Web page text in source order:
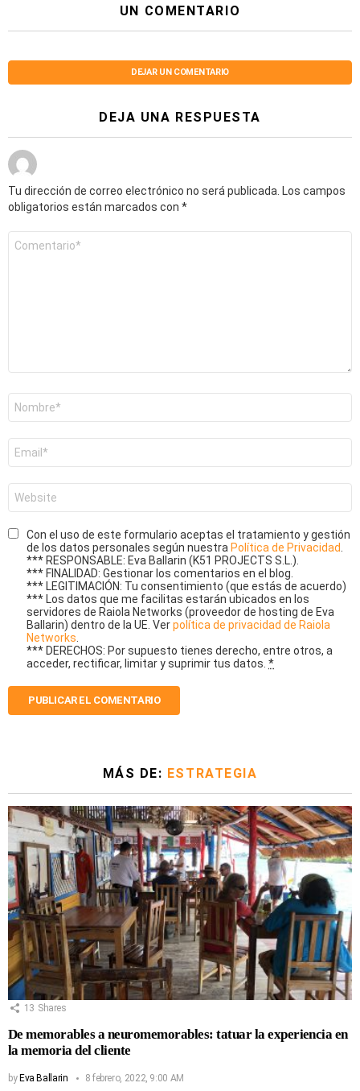
UN COMENTARIO
DEJAR UN COMENTARIO
DEJA UNA RESPUESTA
Tu dirección de correo electrónico no será publicada. Los campos
obligatorios están marcados con *
electrónico
*
Con el uso de este formulario aceptas el tratamiento y gestión
de los datos personales según nuestra Política de Privacidad.
*** RESPONSABLE: Eva Ballarin (K51 PROJECTS S.L.).
*** FINALIDAD: Gestionar los comentarios en el blog.
*** LEGITIMACIÓN: Tu consentimiento (que estás de acuerdo)
*** Los datos que me facilitas estarán ubicados en los
servidores de Raiola Networks (proveedor de hosting de Eva
Ballarin) dentro de la UE. Verpolítica de privacidad de Raiola
Networks.
*** DERECHOS: Por supuesto tienes derecho, entre otros, a
acceder, rectificar, limitar y suprimir tus datos. *
MÁS DE: ESTRATEGIA
13 Shares
De memorables a neuromemorables: tatuar la experiencia en
la memoria del cliente
by Eva Ballarin 8 febrero, 2022, 9:00 AM